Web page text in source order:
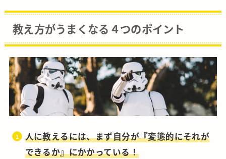
教え方がうまくなる４つのポイント
人に教えるには、まず自分が『変態的にそれが
できるか』にかかっている！